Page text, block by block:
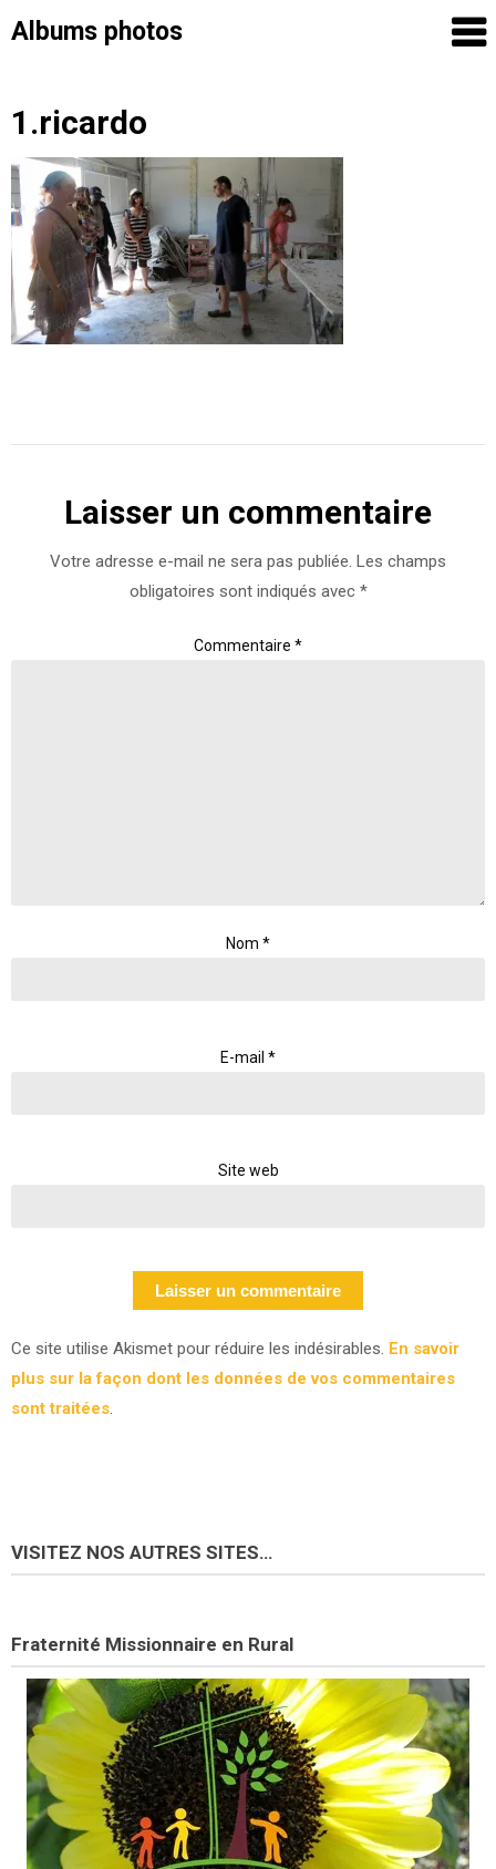
Albums photos
Skip
content
1.ricardo
Laisser un commentaire
Votre adresse e-mail ne sera pas publiée. Les champs
obligatoires sont indiqués avec *
Commentaire *
Nom *
E-mail *
Site web
Ce site utilise Akismet pour réduire les indésirables. En savoir
plus sur la façon dont les données de vos commentaires
sont traitées.
VISITEZ NOS AUTRES SITES…
Fraternité Missionnaire en Rural